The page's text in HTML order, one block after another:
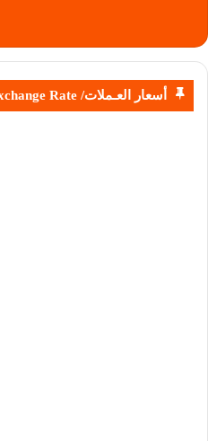
أسعار العـملات/ Exchange Rate